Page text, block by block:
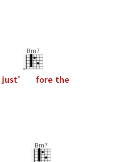
just'
Bm7
fore the
Bm7